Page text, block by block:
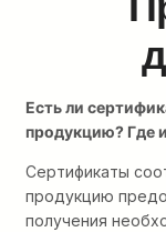
Есть ли
продукцию? Где
Сертификаты
продукцию
получения